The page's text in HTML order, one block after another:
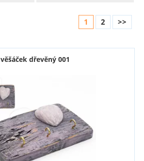
1 2 >>
věšáček dřevěný 001